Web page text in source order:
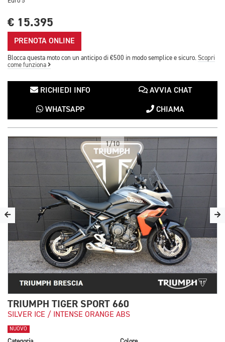
€ 15.395
PRENOTA ONLINE
Blocca questa moto con un anticipo di €500 in modo semplice e sicuro. Scopri
come funziona
RICHIEDI INFO AVVIA CHAT
WHATSAPP CHIAMA
1/10
TRIUMPH TIGER SPORT 660
SILVER ICE / INTENSE ORANGE ABS
NUOVO